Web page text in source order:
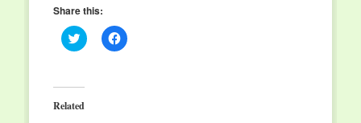
Share this:
Click
to
(Opens
in
new
Click
to
Related